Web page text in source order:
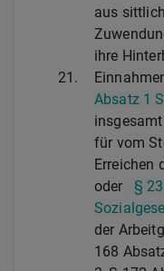
aus
ihre
21.
Absatz 1
für vom
Erreichen
oder
§
der
168